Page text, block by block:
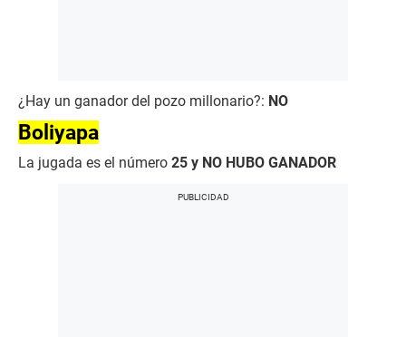
¿Hay un ganador del pozo millonario?: NO
Boliyapa
La jugada es el número 25 y NO HUBO GANADOR